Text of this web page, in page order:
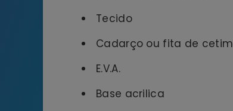
Tecido
Cadarço ou fita de cetim
E.V.A.
Base acrilica